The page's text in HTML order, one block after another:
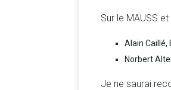
Sur le MAUSS
Alain Caillé,
Norbert
Je ne saurai